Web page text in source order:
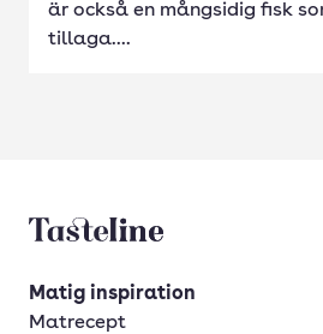
är också en mångsidig fisk
tillaga....
Tasteline startsida
Matig inspiration
Matrecept